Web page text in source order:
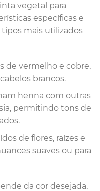
vegetal para
específicas e
mais utilizados
de vermelho e cobre,
brancos.
henna com outras
permitindo tons de
de flores, raízes e
suaves ou para
da cor desejada,